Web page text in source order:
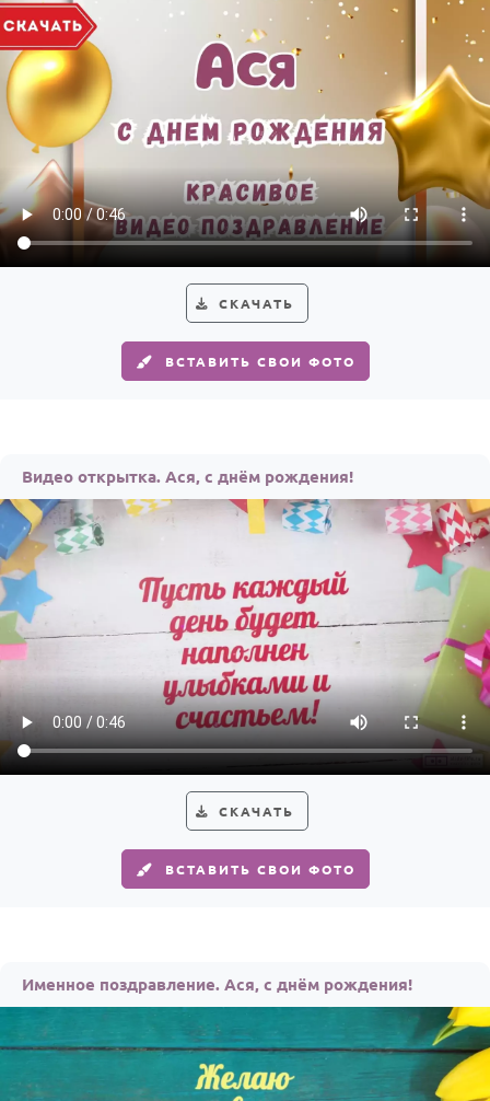
СКАЧАТЬ
ВСТАВИТЬ СВОИ ФОТО
Видео открытка. Ася, с днём рождения!
СКАЧАТЬ
ВСТАВИТЬ СВОИ ФОТО
Именное поздравление. Ася, с днём рождения!